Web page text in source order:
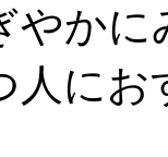
やかに
人に